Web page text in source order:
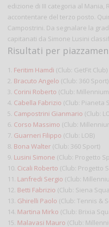
edizione di III categoria al Mania,
accontentare del terzo posto.
Campostrini. Da segnalare la
capitanati da Simone Lusini
Risultati per
1. Feritim Hamdi (Club: GetFit Club)
2. Bracuto Angelo (Club: 360 Sport)
3. Corini Roberto (Club:
4. Cabella Fabrizio (Club: Pianeta
5. Campostrini Gianmario (Club:
6. Corso Massimo (Club:
7. Guarneri Filippo (Club: LOB)
8. Bona Walter (Club: 360 Sport)
9. Lusini Simone (Club: Progetto
10. Cicali Roberto (Club: Progetto
11. Lanfredi Sergio (Club:
12. Betti Fabrizio (Club: Siena
13. Ghirelli Paolo (Club: Tennis &
14. Martina Mirko (Club: Brixia
15. Malavasi Mauro (Club: